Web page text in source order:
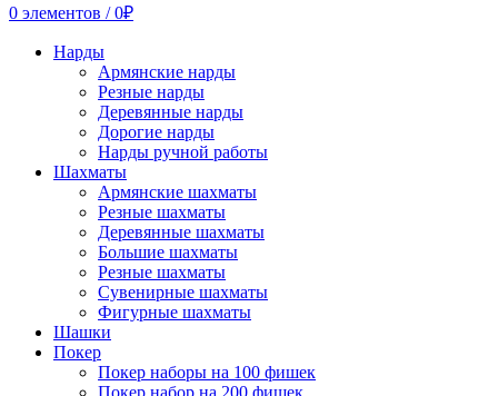
0 элементов / 0₽
Нарды
Армянские нарды
Резные нарды
Деревянные нарды
Дорогие нарды
Нарды ручной работы
Шахматы
Армянские шахматы
Резные шахматы
Деревянные шахматы
Большие шахматы
Резные шахматы
Сувенирные шахматы
Фигурные шахматы
Шашки
Покер
Покер наборы на 100 фишек
Покер набор на 200 фишек